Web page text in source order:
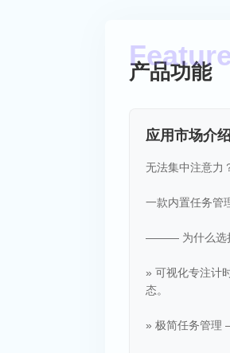
产品功能
应用市场介
无法集中注意力
一款内置任务管
——— 为什么选
» 可视化专注计
态。
» 极简任务管理